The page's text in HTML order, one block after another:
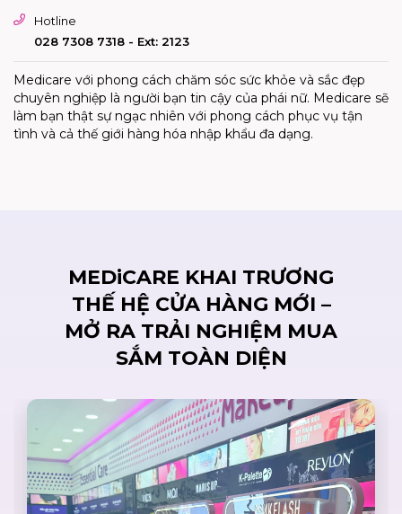
Hotline
028 7308 7318 - Ext: 2123
Medicare với phong cách chăm sóc sức khỏe và sắc đẹp
chuyên nghiệp là người bạn tin cậy của phái nữ. Medicare sẽ
làm bạn thật sự ngạc nhiên với phong cách phục vụ tận
tình và cả thế giới hàng hóa nhập khẩu đa dạng.
MEDiCARE KHAI TRƯƠNG
THẾ HỆ CỬA HÀNG MỚI –
MỞ RA TRẢI NGHIỆM MUA
SẮM TOÀN DIỆN